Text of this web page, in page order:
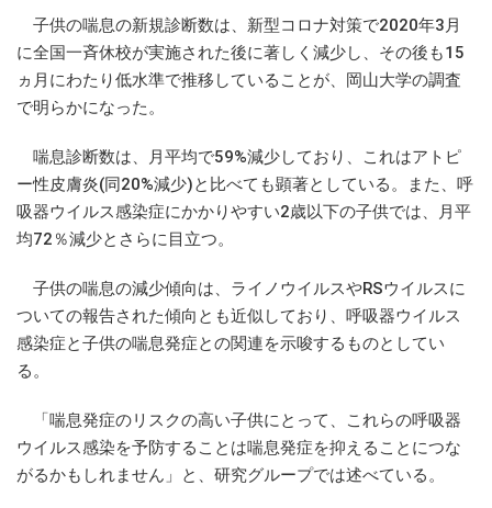
子供の喘息の新規診断数は、新型コロナ対策で2020年3月
に全国一斉休校が実施された後に著しく減少し、その後も15
ヵ月にわたり低水準で推移していることが、岡山大学の調査
で明らかになった。
喘息診断数は、月平均で59%減少しており、これはアトピ
ー性皮膚炎(同20%減少)と比べても顕著としている。また、呼
吸器ウイルス感染症にかかりやすい2歳以下の子供では、月平
均72％減少とさらに目立つ。
子供の喘息の減少傾向は、ライノウイルスやRSウイルスに
ついての報告された傾向とも近似しており、呼吸器ウイルス
感染症と子供の喘息発症との関連を示唆するものとしてい
る。
「喘息発症のリスクの高い子供にとって、これらの呼吸器
ウイルス感染を予防することは喘息発症を抑えることにつな
がるかもしれません」と、研究グループでは述べている。